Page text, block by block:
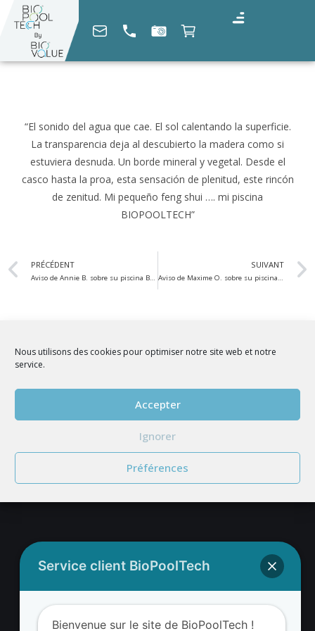
Nous utilisons des cookies pour optimiser notre site web et notre
service.
Accepter
Ignorer
Préférences
“El sonido del agua que cae. El sol calentando la superficie.
La transparencia deja al descubierto la madera como si
estuviera desnuda. Un borde mineral y vegetal. Desde el
casco hasta la proa, esta sensación de plenitud, este rincón
de zenitud. Mi pequeño feng shui …. mi piscina
BIOPOOLTECH”
PRÉCÉDENT
Aviso de Annie B. sobre su piscina BIOPOOLTECH
SUIVANT
Aviso de Maxime O. sobre su piscina BIOPOOLTECH
REJOIGNEZ NOUS
Adresse BioValue BioPoolTech
Avenue Louis Philibert
Service client BioPoolTech
Bienvenue sur le site de BioPoolTech !